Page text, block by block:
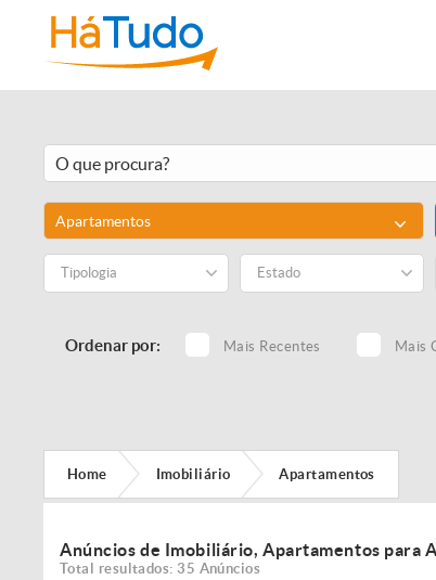
Apartamentos
Tipologia Estado
Ordenar por: Mais Recentes Mais
Home Imobiliário Apartamentos
Anúncios de Imobiliário, Apartamentos para
Total resultados: 35 Anúncios